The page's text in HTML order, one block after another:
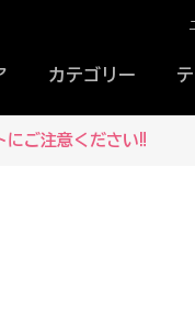
カテゴリー
にご注意ください‼